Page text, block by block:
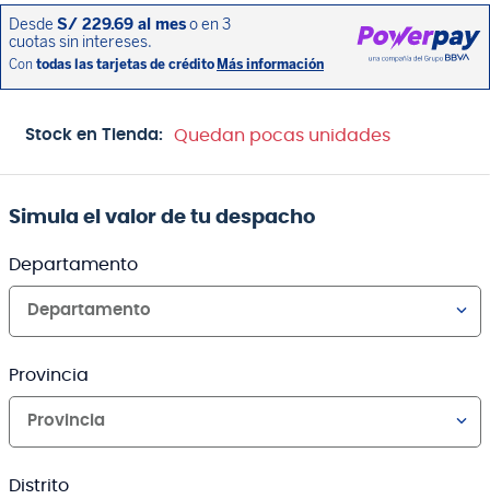
Stock en Tienda: Quedan pocas unidades
Simula el valor de tu despacho
Departamento
Departamento
Provincia
Provincia
Distrito